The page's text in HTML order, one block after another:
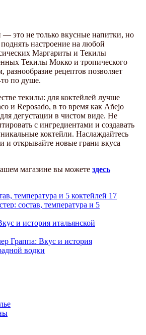
— это не только вкусные напитки, но
настроение на любой
Маргариты и Текилы
Текилы Мокко и тропического
разнообразие рецептов позволяет
по душе.
текилы: для коктейлей лучше
и Reposado, в то время как Añejo
дегустации в чистом виде. Не
с ингредиентами и создавать
коктейли. Наслаждайтесь
и открывайте новые грани вкуса
магазине вы можете здесь
17
состав, температура и 5
Граппа: Вкус и история
водки